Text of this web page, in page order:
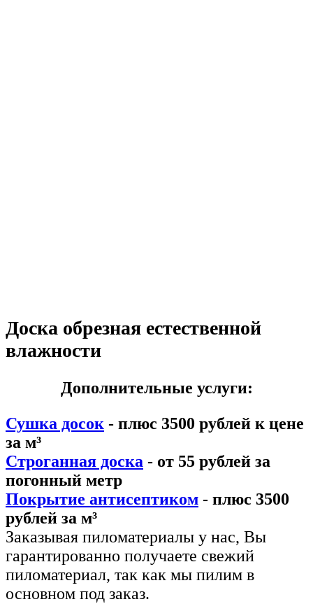
Доска обрезная естественной
влажности
Дополнительные услуги:
Сушка досок - плюс 3500 рублей к цене
за м³
Строганная доска - от 55 рублей за
погонный метр
Покрытие антисептиком - плюс 3500
рублей за м³
Заказывая пиломатериалы у нас, Вы
гарантированно получаете свежий
пиломатериал, так как мы пилим в
основном под заказ.